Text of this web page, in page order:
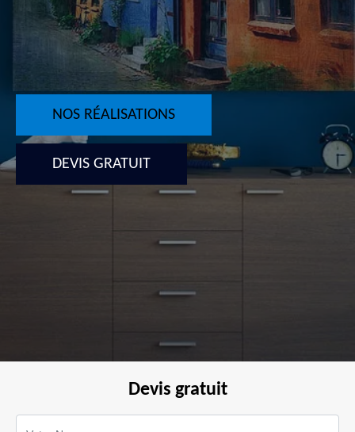
NOS RÉALISATIONS
DEVIS GRATUIT
Devis gratuit